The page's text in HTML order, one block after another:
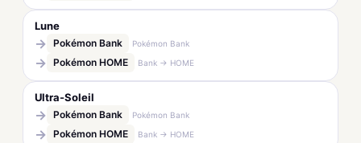
Lune
→ Pokémon Bank Pokémon Bank
→ Pokémon HOME Bank → HOME
Ultra-Soleil
→ Pokémon Bank Pokémon Bank
→ Pokémon HOME Bank → HOME